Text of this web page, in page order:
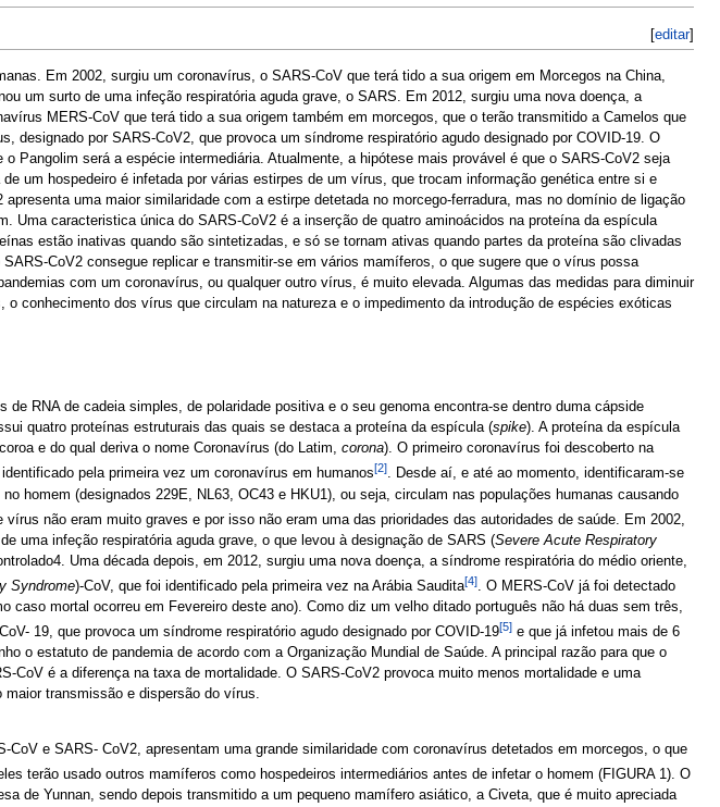
[editar]
Em 2002, surgiu um coronavírus, o SARS-CoV que terá tido a sua origem em Morcegos na China,
um surto de uma infeção respiratória aguda grave, o SARS. Em 2012, surgiu uma nova doença, a
MERS-CoV que terá tido a sua origem também em morcegos, que o terão transmitido a Camelos que
designado por SARS-CoV2, que provoca um síndrome respiratório agudo designado por COVID-19. O
Pangolim será a espécie intermediária. Atualmente, a hipótese mais provável é que o SARS-CoV2 seja
um hospedeiro é infetada por várias estirpes de um vírus, que trocam informação genética entre si e
uma maior similaridade com a estirpe detetada no morcego-ferradura, mas no domínio de ligação
Uma caracteristica única do SARS-CoV2 é a inserção de quatro aminoácidos na proteína da espícula
estão inativas quando são sintetizadas, e só se tornam ativas quando partes da proteína são clivadas
CoV2 consegue replicar e transmitir-se em vários mamíferos, o que sugere que o vírus possa
com um coronavírus, ou qualquer outro vírus, é muito elevada. Algumas das medidas para diminuir
conhecimento dos vírus que circulam na natureza e o impedimento da introdução de espécies exóticas
de RNA de cadeia simples, de polaridade positiva e o seu genoma encontra-se dentro duma cápside
quatro proteínas estruturais das quais se destaca a proteína da espícula (spike). A proteína da espícula
e do qual deriva o nome Coronavírus (do Latim, corona). O primeiro coronavírus foi descoberto na
pela primeira vez um coronavírus em humanos[2]. Desde aí, e até ao momento, identificaram-se
homem (designados 229E, NL63, OC43 e HKU1), ou seja, circulam nas populações humanas causando
não eram muito graves e por isso não eram uma das prioridades das autoridades de saúde. Em 2002,
uma infeção respiratória aguda grave, o que levou à designação de SARS (Severe Acute Respiratory
Uma década depois, em 2012, surgiu uma nova doença, a síndrome respiratória do médio oriente,
Syndrome)-CoV, que foi identificado pela primeira vez na Arábia Saudita[4]. O MERS-CoV já foi detectado
mortal ocorreu em Fevereiro deste ano). Como diz um velho ditado português não há duas sem três,
19, que provoca um síndrome respiratório agudo designado por COVID-19[5] e que já infetou mais de 6
o estatuto de pandemia de acordo com a Organização Mundial de Saúde. A principal razão para que o
CoV é a diferença na taxa de mortalidade. O SARS-CoV2 provoca muito menos mortalidade e uma
transmissão e dispersão do vírus.
e SARS- CoV2, apresentam uma grande similaridade com coronavírus detetados em morcegos, o que
terão usado outros mamíferos como hospedeiros intermediários antes de infetar o homem (FIGURA 1). O
de Yunnan, sendo depois transmitido a um pequeno mamífero asiático, a Civeta, que é muito apreciada